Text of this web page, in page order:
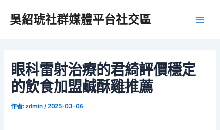
吳紹琥社群媒體平台社交區
眼科雷射治療的君綺評價穩定
的飲食加盟鹹酥雞推薦
作者:admin /2025-03-06